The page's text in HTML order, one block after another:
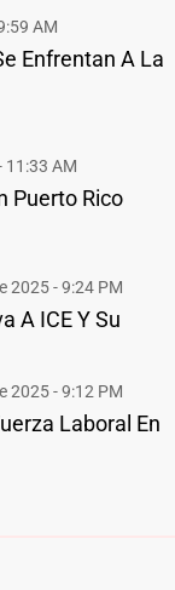
AM
Enfrentan A La
11:33 AM
Puerto Rico
2025 - 9:24 PM
A ICE Y Su
2025 - 9:12 PM
Laboral En